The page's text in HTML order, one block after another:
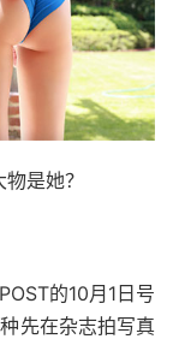
的10月1日号
先在杂志拍写真